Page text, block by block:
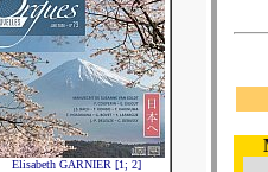
Elisabeth GARNIER [1; 2]